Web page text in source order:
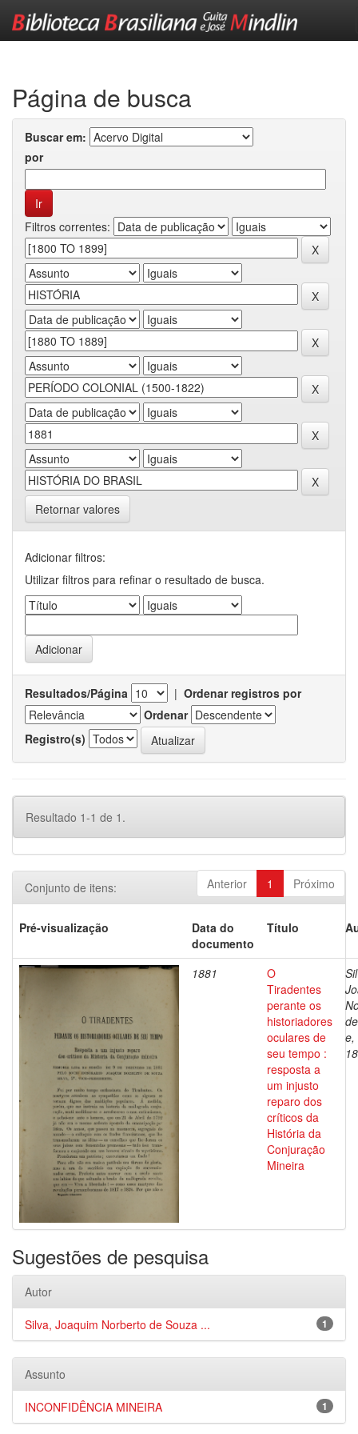
Página de busca
Buscar em:
por
Filtros correntes:
Retornar valores
Adicionar filtros:
Utilizar filtros para refinar o resultado de busca.
Resultados/Página | Ordenar registros por
Ordenar
Registro(s)
Resultado 1-1 de 1.
Anterior 1 Próximo
Conjunto de itens:
Pré-visualização
Data do
documento
Título
1881
O
Tiradentes
perante os
historiadores
oculares de
seu tempo :
resposta a
um injusto
reparo dos
críticos da
História da
Conjuração
Mineira
e,
Sugestões de pesquisa
Autor
1
Silva, Joaquim Norberto de Souza ...
Assunto
1
INCONFIDÊNCIA MINEIRA